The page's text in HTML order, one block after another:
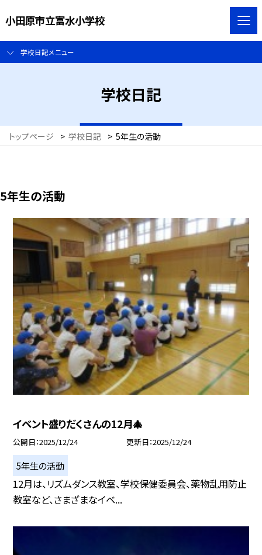
小田原市立富水小学校
学校日記メニュー
学校日記
トップページ > 学校日記 > 5年生の活動
5年生の活動
イベント盛りだくさんの12月🎄
公開日 2025/12/24 更新日 2025/12/24
5年生の活動
12月は、リズムダンス教室、学校保健委員会、薬物乱用防止
教室など、さまざまなイベ...